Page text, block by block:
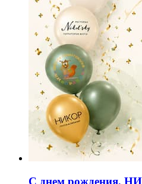
С днем рождения,